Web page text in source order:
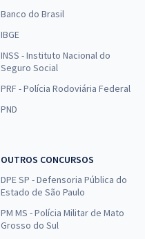
Banco do Brasil
IBGE
INSS - Instituto Nacional do
Seguro Social
PRF - Polícia Rodoviária Federal
PND
OUTROS CONCURSOS
DPE SP - Defensoria Pública do
Estado de São Paulo
PM MS - Polícia Militar de Mato
Grosso do Sul